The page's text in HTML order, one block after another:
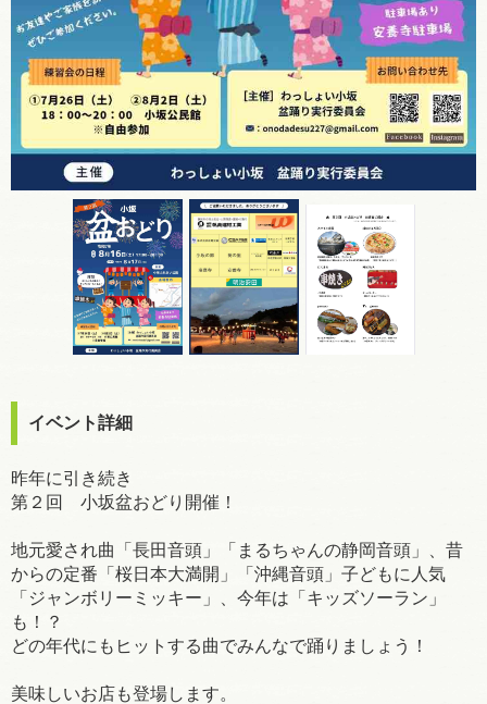
イベント詳細
昨年に引き続き
第２回 小坂盆おどり開催！
地元愛され曲「長田音頭」「まるちゃんの静岡音頭」、昔
からの定番「桜日本大満開」「沖縄音頭」子どもに人気
「ジャンボリーミッキー」、今年は「キッズソーラン」
も！？
どの年代にもヒットする曲でみんなで踊りましょう！
美味しいお店も登場します。